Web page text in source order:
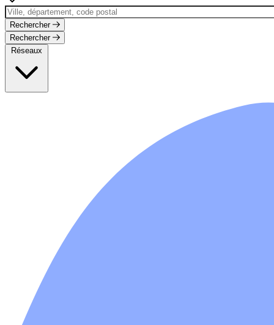
Rechercher
Rechercher
Réseaux